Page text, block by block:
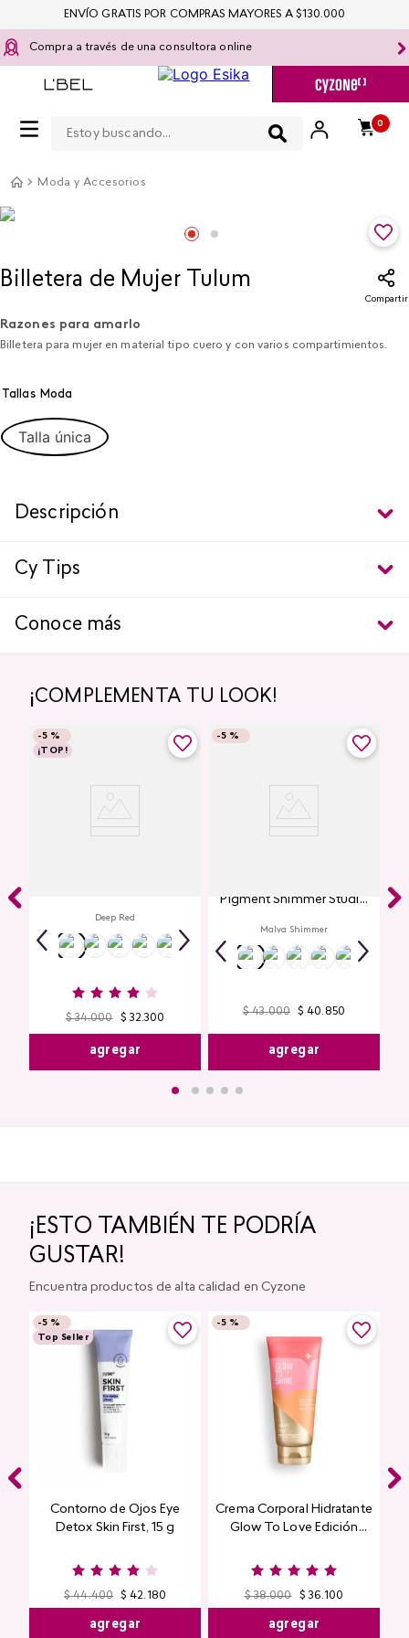
Compra a través de una consultora online
0
ENVÍO GRATIS POR COMPRAS MAYORES A $130.000
Moda y Accesorios
Billetera de Mujer Tulum
Compartir
Razones para amarlo
Billetera para mujer en material tipo cuero y con varios compartimientos.
Tallas Moda
Talla única
Descripción
Cy Tips
Conoce más
¡COMPLEMENTA TU LOOK!
-5 %
¡TOP!
Deep Red
$ 34.000 $ 32.300
agregar
-5 %
Pigment Shimmer Studio
Malva Shimmer
$ 43.000 $ 40. 850
agregar
¡ESTO TAMBIÉN TE PODRÍA
GUSTAR!
Encuentra productos de alta calidad en Cyzone
-5 %
Top Seller
Contorno de Ojos Eye
Detox Skin First, 15 g
$ 44.400 $ 42.180
agregar
-5 %
Crema Corporal Hidratante
Glow To Love Edición
$ 38.000 $ 36.100
agregar